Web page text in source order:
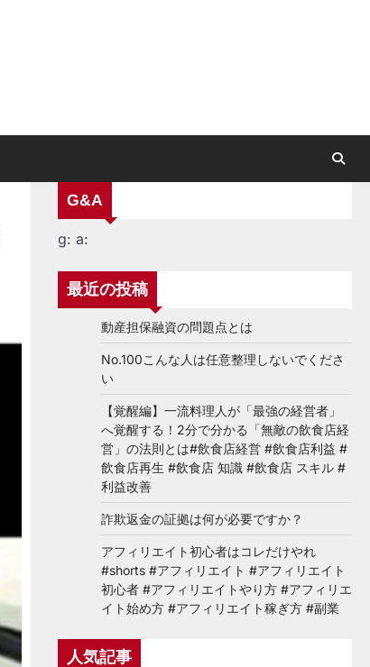
G&A
g: a:
最近の投稿
動産担保融資の問題点とは
No.100こんな人は任意整理しないでくださ
い
【覚醒編】一流料理人が「最強の経営者」
へ覚醒する！2分で分かる「無敵の飲食店経
営」の法則とは#飲食店経営 #飲食店利益 #
飲食店再生 #飲食店 知識 #飲食店 スキル #
利益改善
詐欺返金の証拠は何が必要ですか？
アフィリエイト初心者はコレだけやれ
#shorts #アフィリエイト #アフィリエイト
初心者 #アフィリエイトやり方 #アフィリエ
イト始め方 #アフィリエイト稼ぎ方 #副業
人気記事